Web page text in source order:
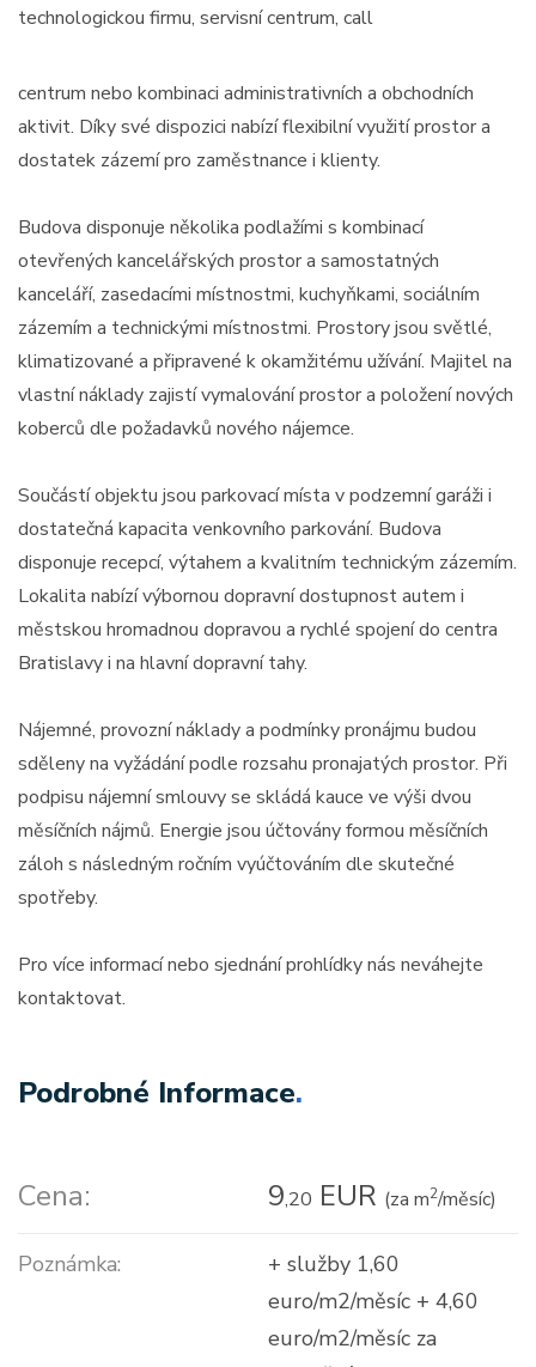
technologickou firmu, servisní centrum, call
centrum nebo kombinaci administrativních a obchodních
aktivit. Díky své dispozici nabízí flexibilní využití prostor a
dostatek zázemí pro zaměstnance i klienty.
Budova disponuje několika podlažími s kombinací
otevřených kancelářských prostor a samostatných
kanceláří, zasedacími místnostmi, kuchyňkami, sociálním
zázemím a technickými místnostmi. Prostory jsou světlé,
klimatizované a připravené k okamžitému užívání. Majitel na
vlastní náklady zajistí vymalování prostor a položení nových
koberců dle požadavků nového nájemce.
Součástí objektu jsou parkovací místa v podzemní garáži i
dostatečná kapacita venkovního parkování. Budova
disponuje recepcí, výtahem a kvalitním technickým zázemím.
Lokalita nabízí výbornou dopravní dostupnost autem i
městskou hromadnou dopravou a rychlé spojení do centra
Bratislavy i na hlavní dopravní tahy.
Nájemné, provozní náklady a podmínky pronájmu budou
sděleny na vyžádání podle rozsahu pronajatých prostor. Při
podpisu nájemní smlouvy se skládá kauce ve výši dvou
měsíčních nájmů. Energie jsou účtovány formou měsíčních
záloh s následným ročním vyúčtováním dle skutečné
spotřeby.
Pro více informací nebo sjednání prohlídky nás neváhejte
kontaktovat.
Podrobné Informace.
Cena: 9,20 EUR (za m2/měsíc)
Poznámka:
+ služby 1,60
euro/m2/měsíc + 4,60
euro/m2/měsíc za